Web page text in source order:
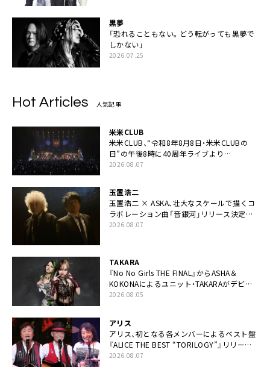
黒夢
「恐れることもない。どう転がっても黒夢で
しかない」
2026.07.25
Hot Articles 人気記事
米米CLUB
米米CLUB、“令和8年8月8日・米米CLUBの
日”の午後8時に40周年ライブより
「FANtachy medley」を88年限定公開
2026.08.07
玉置浩二
玉置浩二 × ASKA、壮大なスケールで描くコ
ラボレーション曲「音銀河」リリース決定。
カップリングには新曲「命の宿り」収録も
2026.08.07
TAKARA
『No No Girls THE FINAL』からASHA＆
KOKONAによるユニット・TAKARAがデビュ
ー
2026.08.05
アリス
アリス、初となる各メンバーによるベスト盤
『ALICE THE BEST “TORILOGY”』リリース
決定
2026.08.07